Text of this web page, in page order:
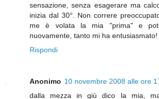
sensazione, senza esagerare ma
inizia dal 30°. Non correre
me è volata la mia "prima" e
nuovamente, tanto mi ha entusiasmato!
Rispondi
Anonimo 10 novembre 2008 alle ore
dalla mezza in giù dico la mia,